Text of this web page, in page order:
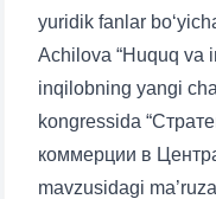
yuridik fanlar
Achilova “Huquq va
inqilobning yangi
kongressida
коммерции в
mavzusidagi